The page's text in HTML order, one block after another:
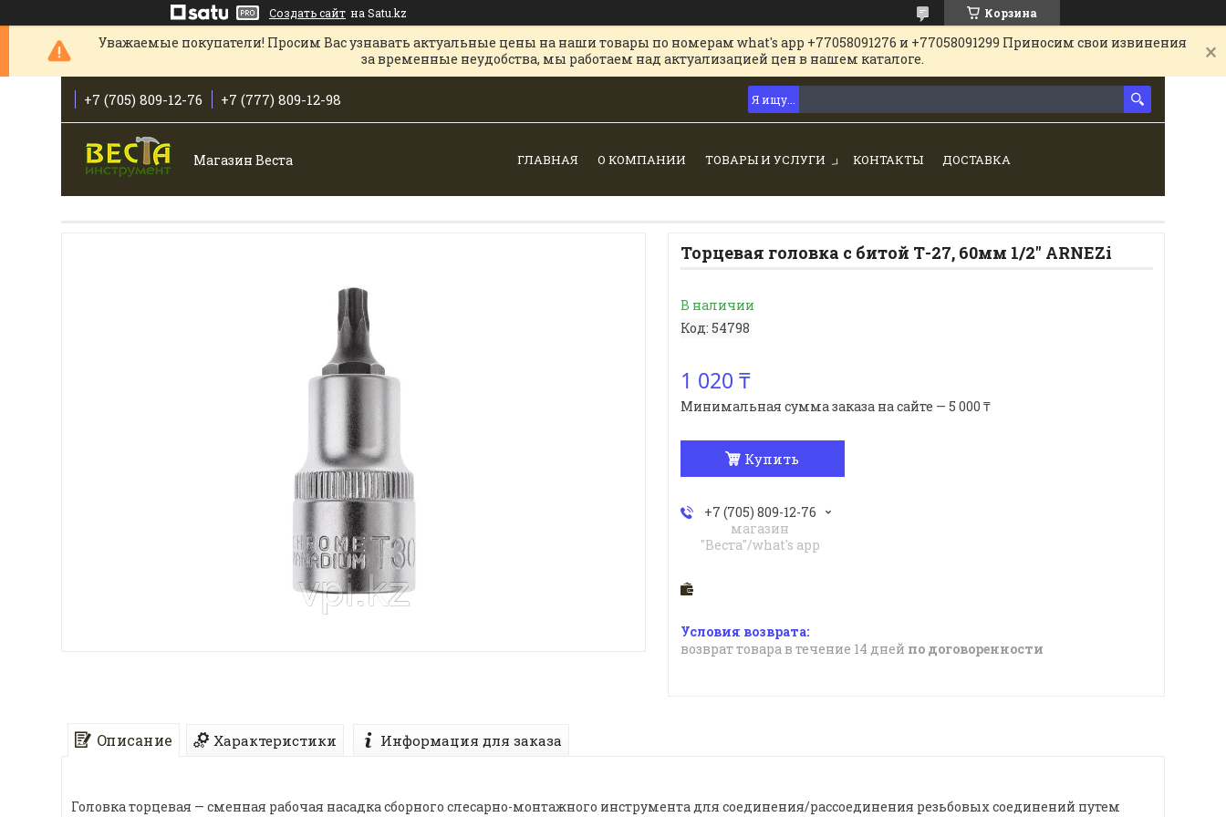
Создать сайт на Satu.kz Корзина
Уважаемые покупатели! Просим Вас узнавать актуальные цены на наши товары по номерам what's app +77058091276 и +77058091299 Приносим свои извинения
за временные неудобства, мы работаем над актуализацией цен в нашем каталоге.
+7 (705) 809-12-76 +7 (777) 809-12-98
Магазин Веста ГЛАВНАЯ О КОМПАНИИ ТОВАРЫ И УСЛУГИ КОНТАКТЫ ДОСТАВКА
Торцевая головка с битой Т-27, 60мм 1/2" ARNEZi
В наличии
Код: 54798
1 020 ₸
Минимальная сумма заказа на сайте — 5 000 ₸
Купить
+7 (705) 809-12-76
магазин
"Веста"/what's app
возврат товара в течение 14 дней по договоренности
Описание Характеристики Информация для заказа
Головка торцевая — сменная рабочая насадка сборного слесарно-монтажного инструмента для соединения/рассоединения резьбовых соединений путем